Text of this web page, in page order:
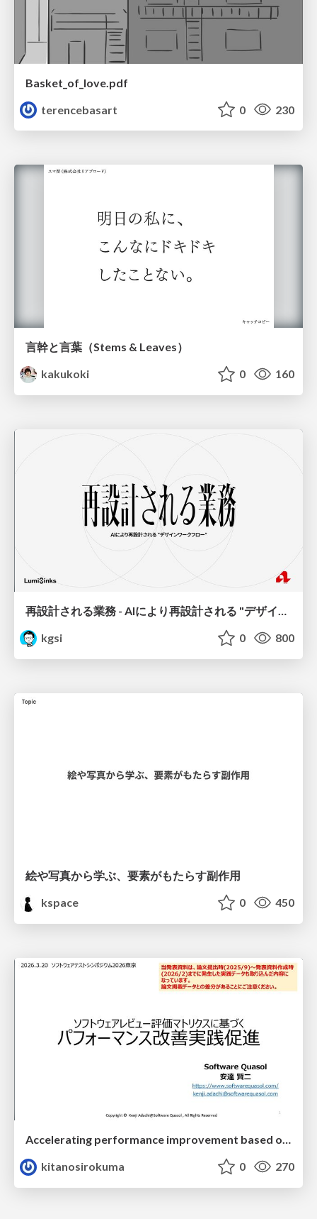
Basket_of_love.pdf
terencebasart
0 230
言幹と言葉（Stems & Leaves）
kakukoki
0 160
再設計される業務 - AIにより再設計される "デザインワークフロー" / AI Ops Lab #2 Redesigned orkflows
kgsi
0 800
絵や写真から学ぶ、要素がもたらす副作用
kspace
0 450
Accelerating performance improvement based on a software review evaluation matrix
kitanosirokuma
0 270